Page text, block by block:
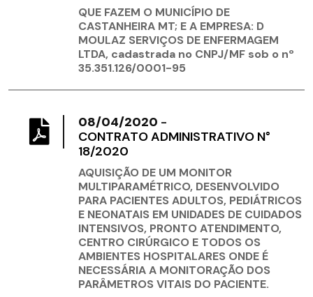
QUE FAZEM O MUNICÍPIO DE
CASTANHEIRA MT; E A EMPRESA: D
MOULAZ SERVIÇOS DE ENFERMAGEM
LTDA, cadastrada no CNPJ/MF sob o nº
35.351.126/0001-95
08/04/2020 -
CONTRATO ADMINISTRATIVO N°
18/2020
AQUISIÇÃO DE UM MONITOR
MULTIPARAMÉTRICO, DESENVOLVIDO
PARA PACIENTES ADULTOS, PEDIÁTRICOS
E NEONATAIS EM UNIDADES DE CUIDADOS
INTENSIVOS, PRONTO ATENDIMENTO,
CENTRO CIRÚRGICO E TODOS OS
AMBIENTES HOSPITALARES ONDE É
NECESSÁRIA A MONITORAÇÃO DOS
PARÂMETROS VITAIS DO PACIENTE.